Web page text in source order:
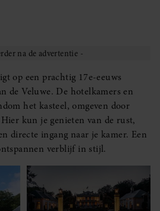
op een prachtig 17e-eeuws
de Veluwe. De hotelkamers en
het kasteel, omgeven door
kun je genieten van de rust,
directe ingang naar je kamer. Een
verblijf in stijl.